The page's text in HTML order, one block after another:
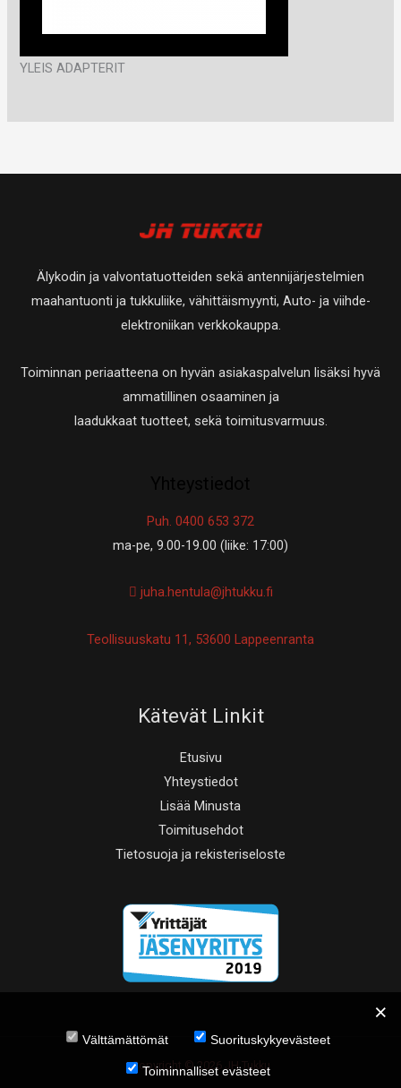
YLEIS ADAPTERIT
Älykodin ja valvontatuotteiden sekä antennijärjestelmien
maahantuonti ja tukkuliike, vähittäismyynti, Auto- ja viihde-
elektroniikan verkkokauppa.
Toiminnan periaatteena on hyvän asiakaspalvelun lisäksi hyvä
ammatillinen osaaminen ja
laadukkaat tuotteet, sekä toimitusvarmuus.
Puh. 0400 653 372
ma-pe, 9.00-19.00 (liike: 17:00)
juha.hentula@jhtukku.fi
Teollisuuskatu 11, 53600 Lappeenranta
Kätevät Linkit
Etusivu
Yhteystiedot
Lisää Minusta
Toimitusehdot
Tietosuoja ja rekisteriseloste
Copyright © 2026 JH Tukku
Välttämättömät Suorituskykyevästeet
Toiminnalliset evästeet